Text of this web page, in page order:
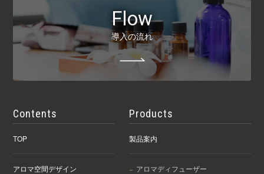
Flow
導入の流れ
Contents
TOP
アロマ空間デザイン
Products
製品案内
アロマディフューザー